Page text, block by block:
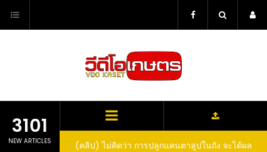
content
3101
NEW ARTICLES
ปในถัง จะได้ผล
(คลิป) วิธีทำไวน์สับปะรด Pineapple Wine